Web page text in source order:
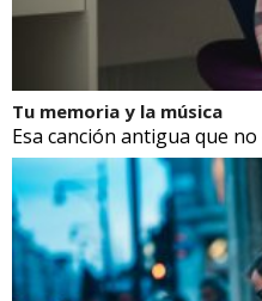
Tu memoria y la música
Esa canción antigua que